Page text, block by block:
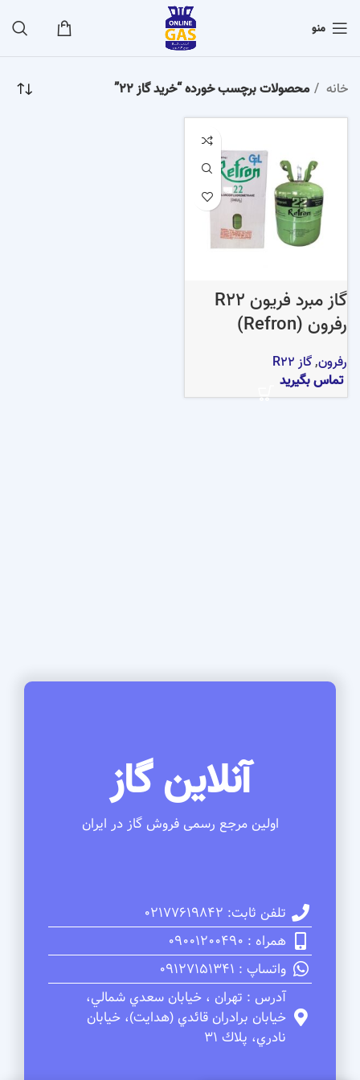
منو
خانه محصولات برچسب خورده “خرید گاز 22”
گاز مبرد فریون R22
رفرون (Refron)
رفرون,گاز R22
تماس بگیرید
آنلاین گاز
اولین مرجع رسمی فروش گاز در ایران
تلفن ثابت: 02177619842
همراه : 09001200490
واتساپ : 09127151341
آدرس : تهران ، خيابان سعدي شمالي،
خيابان برادران قائدي (هدايت)، خيابان
نادري، پلاك 31